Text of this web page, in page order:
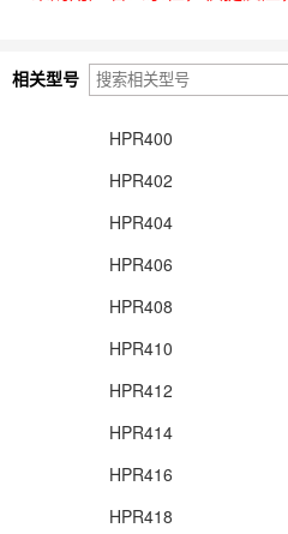
相关型号
HPR400
HPR402
HPR404
HPR406
HPR408
HPR410
HPR412
HPR414
HPR416
HPR418